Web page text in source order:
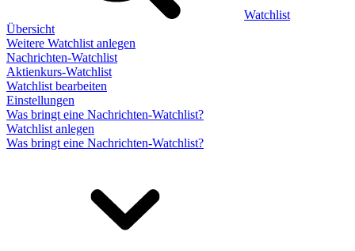
Watchlist
Übersicht
Weitere Watchlist anlegen
Nachrichten-Watchlist
Aktienkurs-Watchlist
Watchlist bearbeiten
Einstellungen
Was bringt eine Nachrichten-Watchlist?
Watchlist anlegen
Was bringt eine Nachrichten-Watchlist?